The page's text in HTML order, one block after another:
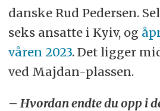
danske Rud Pedersen.
seks ansatte i Kyiv, og
våren 2023. Det ligger
ved Majdan-plassen.
– Hvordan endte du opp i